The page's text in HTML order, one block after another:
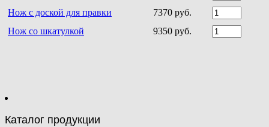
Нож с доской для правки
7370 руб.
Нож со шкатулкой
9350 руб.
Каталог продукции